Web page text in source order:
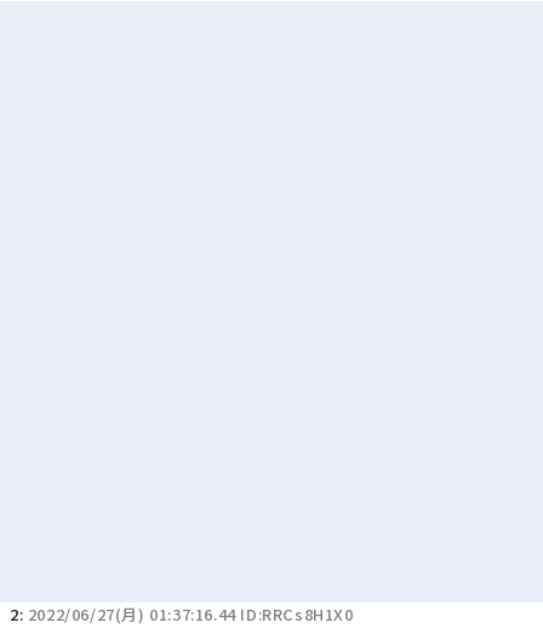
2: 2022/06/27(月) 01:37:16.44 ID:RRCs8H1X0